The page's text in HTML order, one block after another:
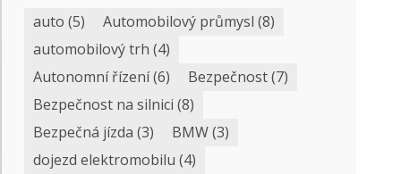
auto (5) Automobilový průmysl (8)
automobilový trh (4)
Autonomní řízení(6) Bezpečnost(7)
Bezpečnost na silnici (8)
Bezpečná jízda (3) BMW(3)
dojezd elektromobilu (4)